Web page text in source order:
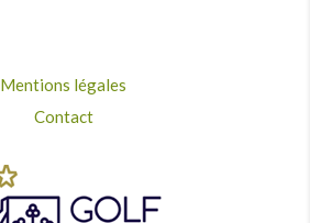
Mentions légales
Contact